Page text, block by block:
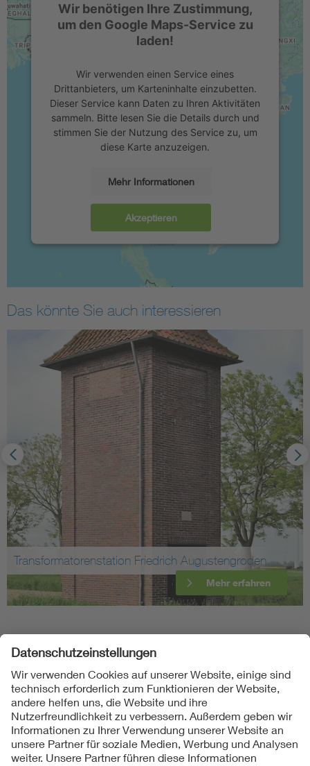
Wir benötigen Ihre Zustimmung,
um den Google Maps-Service zu
laden!
Wir verwenden einen Service eines
Drittanbieters, um Karteninhalte einzubetten.
Dieser Service kann Daten zu Ihren Aktivitäten
sammeln. Bitte lesen Sie die Details durch und
stimmen Sie der Nutzung des Service zu, um
diese Karte anzuzeigen.
Mehr Informationen
Akzeptieren
Das könnte Sie auch interessieren
Transformatorenstation Friedrich Augustengroden
Mehr erfahren
Folgen Sie uns